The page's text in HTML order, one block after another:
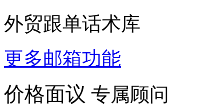
外贸跟单话术库
更多邮箱功能
价格面议 专属顾问